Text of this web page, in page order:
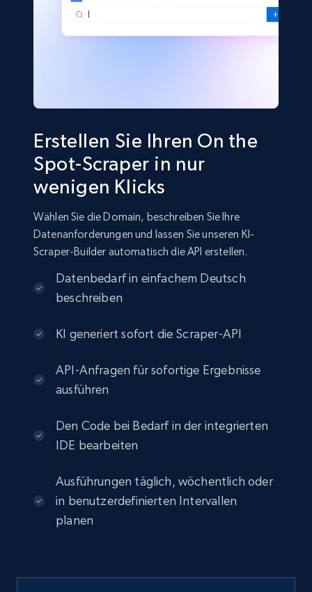
Erstellen Sie Ihren On the
Spot-Scraper in nur
wenigen Klicks
Wählen Sie die Domain, beschreiben Sie Ihre
Datenanforderungen und lassen Sie unseren KI-
Scraper-Builder automatisch die API erstellen.
Datenbedarf in einfachem Deutsch
beschreiben
KI generiert sofort die Scraper-API
API-Anfragen für sofortige Ergebnisse
ausführen
Den Code bei Bedarf in der integrierten
IDE bearbeiten
Ausführungen täglich, wöchentlich oder
in benutzerdefinierten Intervallen
planen